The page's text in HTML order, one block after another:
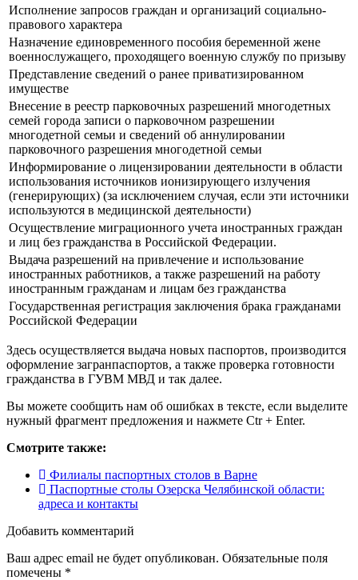
Исполнение запросов граждан и организаций социально-
правового характера
Назначение единовременного пособия беременной жене
военнослужащего, проходящего военную службу по призыву
Представление сведений о ранее приватизированном
имуществе
Внесение в реестр парковочных разрешений многодетных
семей города записи о парковочном разрешении
многодетной семьи и сведений об аннулировании
парковочного разрешения многодетной семьи
Информирование о лицензировании деятельности в области
использования источников ионизирующего излучения
(генерирующих) (за исключением случая, если эти источники
используются в медицинской деятельности)
Осуществление миграционного учета иностранных граждан
и лиц без гражданства в Российской Федерации.
Выдача разрешений на привлечение и использование
иностранных работников, а также разрешений на работу
иностранным гражданам и лицам без гражданства
Государственная регистрация заключения брака гражданами
Российской Федерации
Здесь осуществляется выдача новых паспортов, производится
оформление загранпаспортов, а также проверка готовности
гражданства в ГУВМ МВД и так далее.
Вы можете сообщить нам об ошибках в тексте, если выделите
нужный фрагмент предложения и нажмете Ctr + Enter.
Смотрите также:
Филиалы паспортных столов в Варне
Паспортные столы Озерска Челябинской области:
адреса и контакты
Добавить комментарий
Ваш адрес email не будет опубликован. Обязательные поля
помечены *